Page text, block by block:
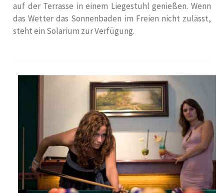
auf der Terrasse in einem Liegestuhl genießen. Wenn
das Wetter das Sonnenbaden im Freien nicht zulässt,
steht ein Solarium zur Verfügung.